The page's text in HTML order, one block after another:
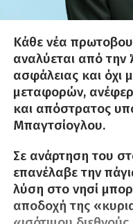
Κάθε νέα
αναλύεται από
ασφάλειας και όχι
μεταφορών,
και απόστρατος
Μπαγτσίογλου.
Σε ανάρτηση του
επανέλαβε την
λύση στο νησί
αποδοχή της